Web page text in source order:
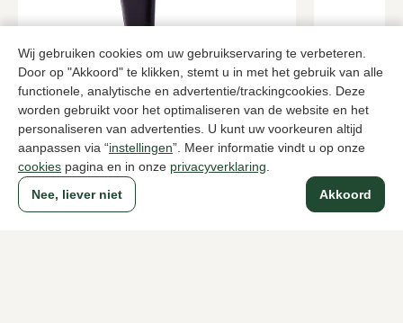
Wij gebruiken cookies om uw gebruikservaring te verbeteren.
Door op "Akkoord" te klikken, stemt u in met het gebruik van alle
functionele, analytische en advertentie/trackingcookies. Deze
worden gebruikt voor het optimaliseren van de website en het
personaliseren van advertenties. U kunt uw voorkeuren altijd
aanpassen via “instellingen”. Meer informatie vindt u op onze
cookies pagina en in onze privacyverklaring
Akkoord
Nee, liever niet
Nalini
Zwarte lange laarzen dames
319,95
Di Lauro
Zwarte
189,95